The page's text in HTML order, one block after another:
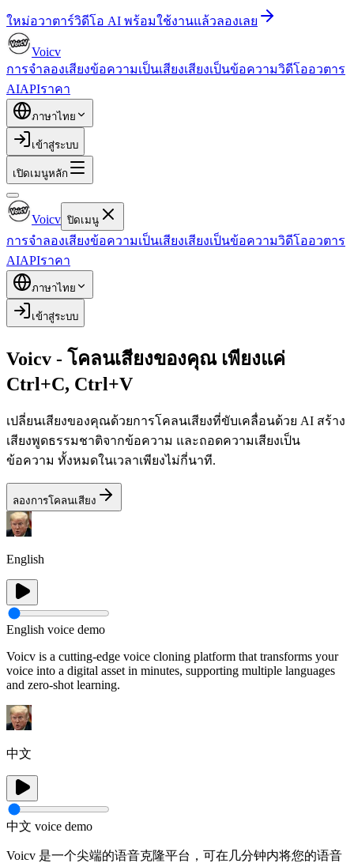
ใหม่อวาตาร์วิดีโอ AI พร้อมใช้งานแล้วลองเลย
Voicv
การจำลองเสียงข้อความเป็นเสียงเสียงเป็นข้อความวิดีโออวตาร
AIAPIราคา
ภาษาไทย
เข้าสู่ระบบ
เปิดเมนูหลัก
Voicv ปิดเมนู
การจำลองเสียงข้อความเป็นเสียงเสียงเป็นข้อความวิดีโออวตาร
AIAPIราคา
ภาษาไทย
เข้าสู่ระบบ
Voicv - โคลนเสียงของคุณ เพียงแค่
Ctrl+C, Ctrl+V
เปลี่ยนเสียงของคุณด้วยการโคลนเสียงที่ขับเคลื่อนด้วย AI สร้าง
เสียงพูดธรรมชาติจากข้อความ และถอดความเสียงเป็น
ข้อความ ทั้งหมดในเวลาเพียงไม่กี่นาที.
ลองการโคลนเสียง
English
English voice demo
Voicv is a cutting-edge voice cloning platform that transforms your
voice into a digital asset in minutes, supporting multiple languages
and zero-shot learning.
中文
中文 voice demo
Voicv 是一个尖端的语音克隆平台，可在几分钟内将您的语音